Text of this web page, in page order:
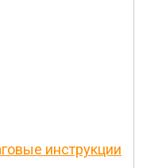
инструкции